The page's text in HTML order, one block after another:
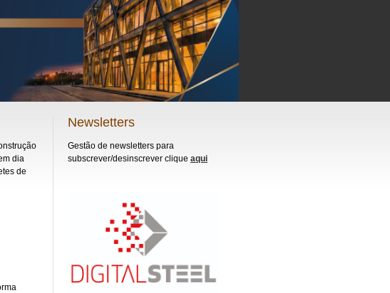
dia
de
Newsletters
Gestão de newsletters para
subscrever/desinscrever clique aqui